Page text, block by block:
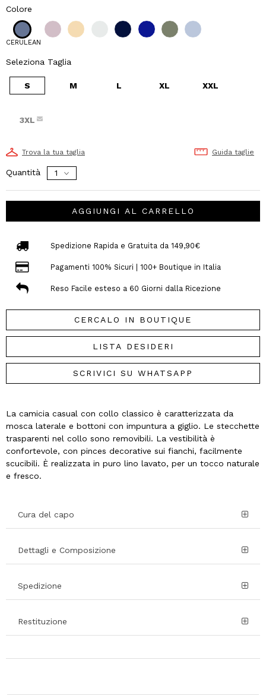
Colore
CERULEAN
Seleziona Taglia
S M L XL XXL
3XL
Trova la tua taglia Guida taglie
Quantità
AGGIUNGI AL CARRELLO
Spedizione Rapida e Gratuita da 149,90€
Pagamenti 100% Sicuri | 100+ Boutique in Italia
Reso Facile esteso a 60 Giorni dalla Ricezione
CERCALO IN BOUTIQUE
LISTA DESIDERI
SCRIVICI SU WHATSAPP
La camicia casual con collo classico è caratterizzata da
mosca laterale e bottoni con impuntura a giglio. Le stecchette
trasparenti nel collo sono removibili. La vestibilità è
confortevole, con pinces decorative sui fianchi, facilmente
scucibili. È realizzata in puro lino lavato, per un tocco naturale
e fresco.
Cura del capo
Dettagli e Composizione
Spedizione
Restituzione